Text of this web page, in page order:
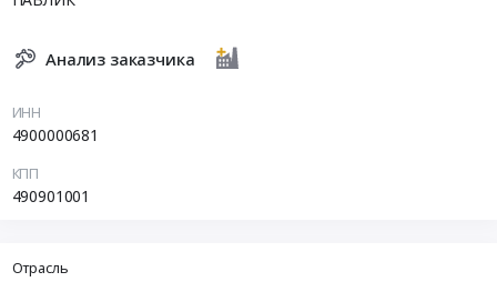
Анализ заказчика
ИНН
4900000681
КПП
490901001
Отрасль